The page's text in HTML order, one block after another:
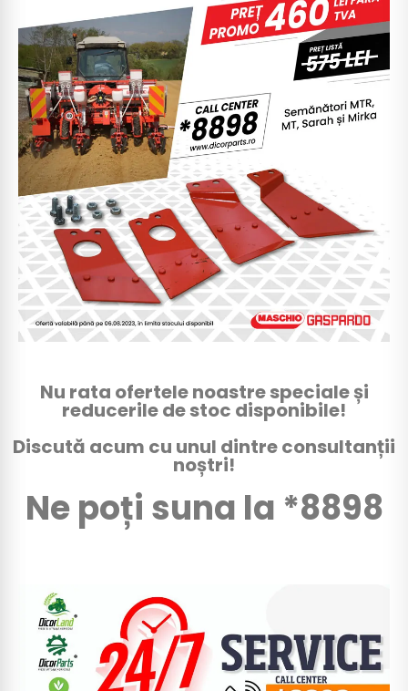
Nu rata ofertele noastre speciale și
reducerile de stoc disponibile!
Discută acum cu unul dintre consultanții
noștri!
Ne poți suna la *8898